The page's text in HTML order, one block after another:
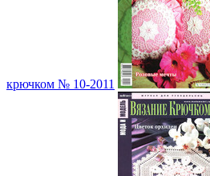
крючком № 10-2011